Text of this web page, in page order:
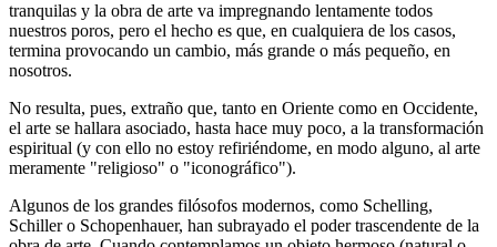
tranquilas y la obra de arte va impregnando lentamente todos
nuestros poros, pero el hecho es que, en cualquiera de los casos,
termina provocando un cambio, más grande o más pequeño, en
nosotros.
No resulta, pues, extraño que, tanto en Oriente como en Occidente,
el arte se hallara asociado, hasta hace muy poco, a la transformación
espiritual (y con ello no estoy refiriéndome, en modo alguno, al arte
meramente "religioso" o "iconográfico").
Algunos de los grandes filósofos modernos, como Schelling,
Schiller o Schopenhauer, han subrayado el poder trascendente de la